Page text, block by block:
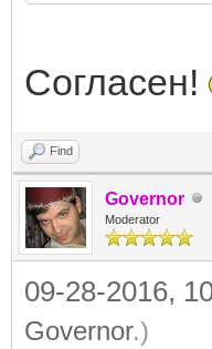
Согласен!
Find
Governor
Moderator
09-28-2016,
Governor.)